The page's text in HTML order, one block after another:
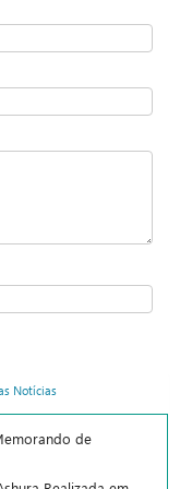
Notícias
de